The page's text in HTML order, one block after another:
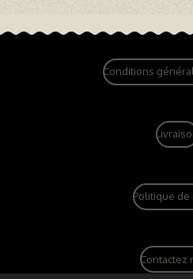
Conditions
Politique de
Contactez